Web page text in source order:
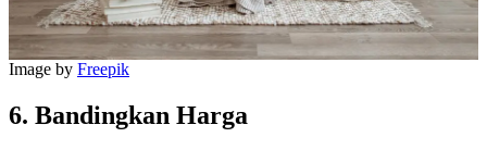
Image by Freepik
6. Bandingkan Harga